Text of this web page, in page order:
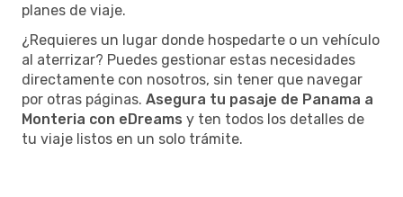
planes de viaje.
¿Requieres un lugar donde hospedarte o un vehículo
al aterrizar? Puedes gestionar estas necesidades
directamente con nosotros, sin tener que navegar
por otras páginas. Asegura tu pasaje de Panama a
Monteria con eDreams y ten todos los detalles de
tu viaje listos en un solo trámite.